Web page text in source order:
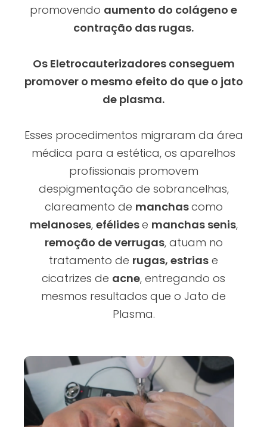
promovendo aumento do colágeno e
contração das rugas.
Os Eletrocauterizadores conseguem
promover o mesmo efeito do que o jato
de plasma.
Esses procedimentos migraram da área
médica para a estética, os aparelhos
profissionais promovem
despigmentação de sobrancelhas,
clareamento de manchascomo
melanoses, efélidese manchas senis,
remoção de verrugas, atuam no
tratamento de rugas, estrias e
cicatrizes de acne, entregando os
mesmos resultados que o Jato de
Plasma.